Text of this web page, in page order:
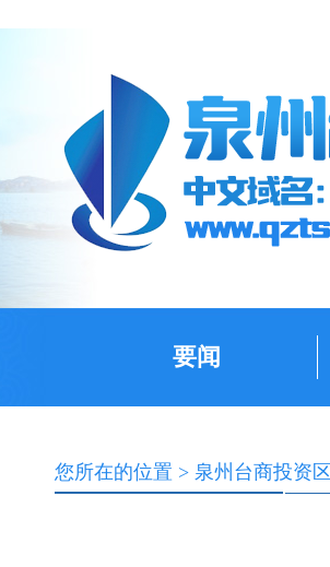
要闻
您所在的位置 > 泉州台商投资区